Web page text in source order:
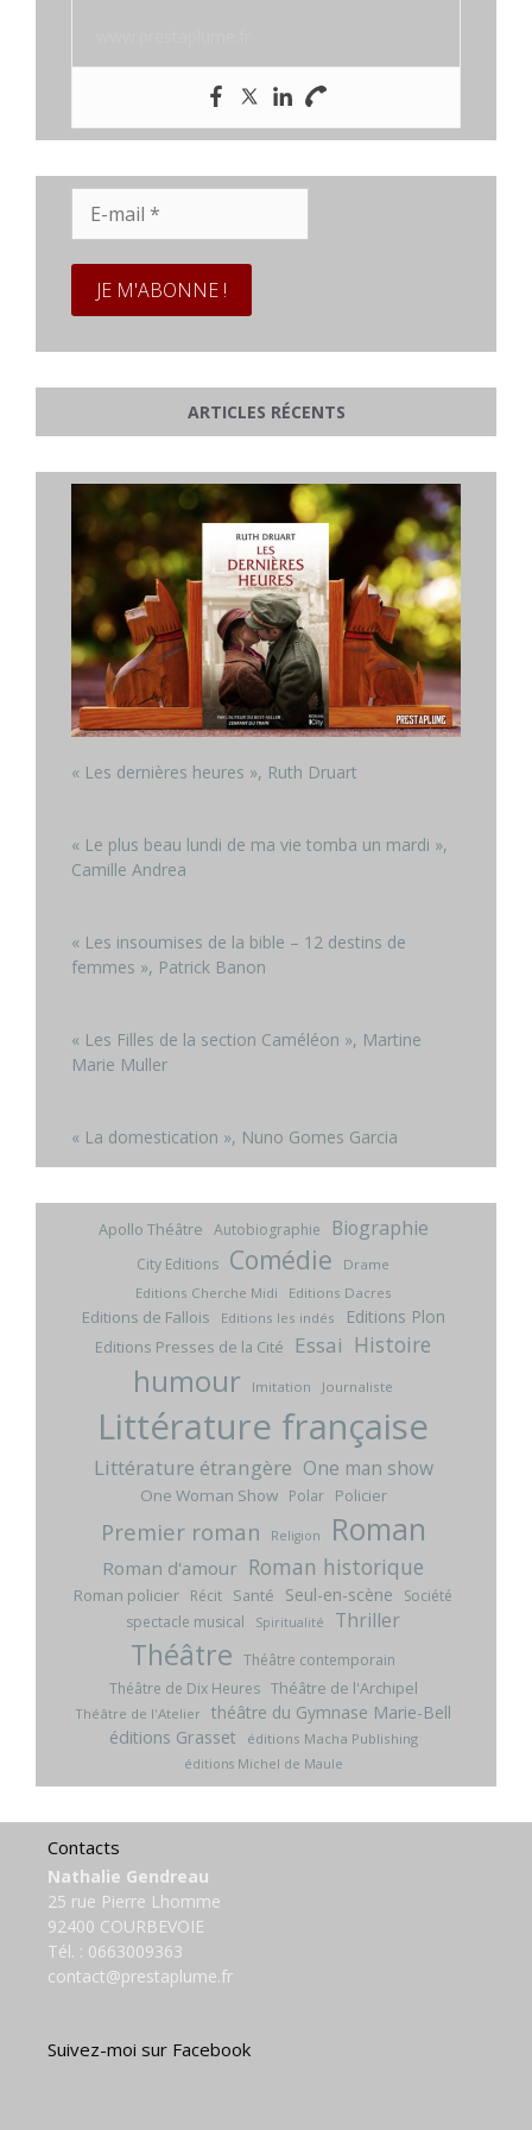
mail
ARTICLES RÉCENTS
« Les dernières heures », Ruth Druart
« Le plus beau lundi de ma vie tomba un mardi »,
Camille Andrea
« Les insoumises de la bible – 12 destins de
femmes », Patrick Banon
« Les Filles de la section Caméléon », Martine
Marie Muller
« La domestication », Nuno Gomes Garcia
Apollo Théâtre Autobiographie Biographie
City Editions Comédie
Drame
Editions Cherche Midi
Editions Dacres
Editions de Fallois Editions les indés Editions Plon
Editions Presses de la Cité Essai Histoire
humour Imitation Journaliste
Littérature française
Littérature étrangère One man show
One Woman Show Polar Policier
Premier roman Religion Roman
Roman d'amour Roman historique
Roman policier Récit Santé Seul-en-scène
Société
spectacle musical
Spiritualité Thriller
Théâtre Théâtre contemporain
Théâtre de Dix Heures Théâtre de l'Archipel
Théâtre de l'Atelier théâtre du Gymnase Marie-Bell
éditions Grasset
éditions Macha Publishing
éditions Michel de Maule
Contacts
Nathalie Gendreau
25 rue Pierre Lhomme
92400 COURBEVOIE
Tél. : 0663009363
contact@prestaplume.fr
Suivez-moi sur Facebook